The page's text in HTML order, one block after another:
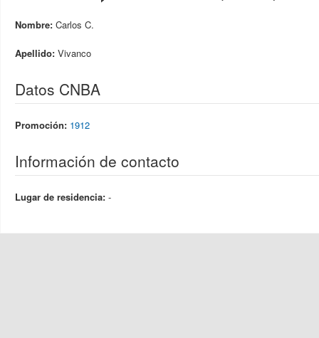
Nombre: Carlos C.
Apellido: Vivanco
Datos CNBA
Promoción: 1912
Información de contacto
Lugar de residencia: -